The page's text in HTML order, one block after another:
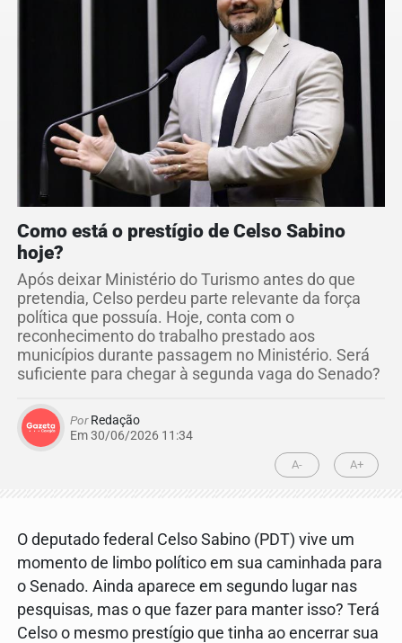
Como está o prestígio de Celso Sabino
hoje?
Após deixar Ministério do Turismo antes do que
pretendia, Celso perdeu parte relevante da força
política que possuía. Hoje, conta com o
reconhecimento do trabalho prestado aos
municípios durante passagem no Ministério. Será
suficiente para chegar à segunda vaga do Senado?
PorRedação
Em 30/06/2026 11:34
A- A+
O deputado federal Celso Sabino (PDT) vive um
momento de limbo político em sua caminhada para
o Senado. Ainda aparece em segundo lugar nas
pesquisas, mas o que fazer para manter isso? Terá
Celso o mesmo prestígio que tinha ao encerrar sua